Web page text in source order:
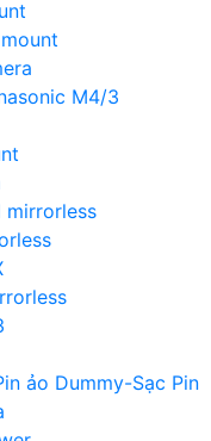
M4/3
mirrorless
ảo Dummy-Sạc Pin